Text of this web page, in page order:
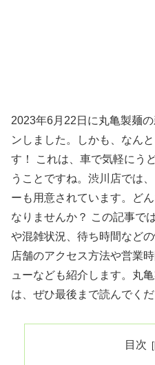
2023年6月22日に丸亀製麺
ンしました。しかも、なん
す！ これは、車で気軽にう
うことですね。渋川店では
ーも用意されています。ど
なりませんか？ この記事で
や混雑状況、待ち時間など
店舗のアクセス方法や営業
ューなども紹介します。丸
は、ぜひ最後まで読んでくだ
目次